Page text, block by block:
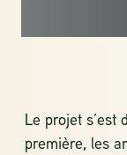
Le projet s’est
première, les